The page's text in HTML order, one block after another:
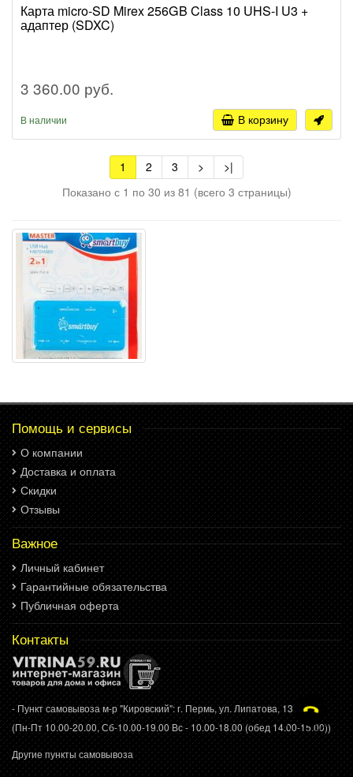
Карта micro-SD Mirex 256GB Class 10 UHS-I U3 +
адаптер (SDXC)
3 360.00 руб.
В наличии В корзину
1 2 3 >
>|
Показано с 1 по 30 из 81 (всего 3 страницы)
Помощь и сервисы
О компании
Доставка и оплата
Скидки
Отзывы
Важное
Личный кабинет
Гарантийные обязательства
Публичная оферта
Контакты
- Пункт самовывоза м-р "Кировский": г. Пермь, ул. Липатова, 13
(Пн-Пт 10.00-20.00, Сб-10.00-19.00 Вс - 10.00-18.00 (обед 14.00-15.00))
Другие пункты самовывоза